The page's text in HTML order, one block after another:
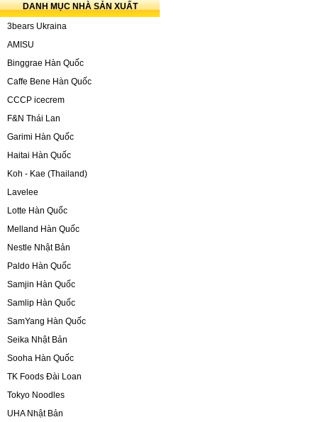
DANH MỤC NHÀ SẢN XUẤT
3bears Ukraina
AMISU
Binggrae Hàn Quốc
Caffe Bene Hàn Quốc
CCCP icecrem
F&N Thái Lan
Garimi Hàn Quốc
Haitai Hàn Quốc
Koh - Kae (Thailand)
Lavelee
Lotte Hàn Quốc
Melland Hàn Quốc
Nestle Nhật Bản
Paldo Hàn Quốc
Samjin Hàn Quốc
Samlip Hàn Quốc
SamYang Hàn Quốc
Seika Nhật Bản
Sooha Hàn Quốc
TK Foods Đài Loan
Tokyo Noodles
UHA Nhật Bản